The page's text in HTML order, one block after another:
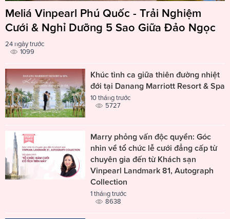
Meliá Vinpearl Phú Quốc - Trải Nghiệm
Cưới & Nghỉ Dưỡng 5 Sao Giữa Đảo Ngọc
24 ngày trước
1099
Khúc tình ca giữa thiên đường nhiệt
đới tại Danang Marriott Resort & Spa
10 tháng trước
5727
Marry phỏng vấn độc quyền: Góc
nhìn về tổ chức lễ cưới đẳng cấp từ
chuyên gia đến từ Khách sạn
Vinpearl Landmark 81, Autograph
Collection
1 tháng trước
8638